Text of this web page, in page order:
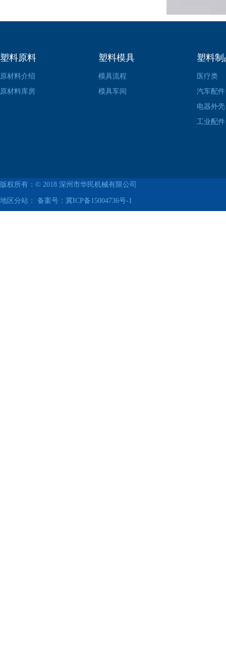
塑料原料
原材料介绍
原材料库房
塑料模具
模具流程
模具车间
塑料制
医疗类
汽车配件
电器外壳
工业配件
版权所有：© 2018 深州市华民机械有限公司
地区分站： 备案号： 冀ICP备15004736号-1